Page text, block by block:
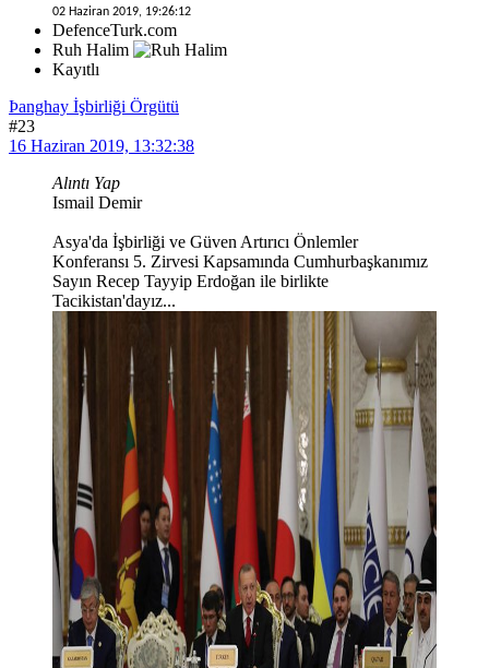
02 Haziran 2019, 19:26:12
DefenceTurk.com
Ruh Halim
Kayıtlı
Þanghay İşbirliği Örgütü
#23
16 Haziran 2019, 13:32:38
Alıntı Yap
Ismail Demir
Asya'da İşbirliği ve Güven Artırıcı Önlemler
Konferansı 5. Zirvesi Kapsamında Cumhurbaşkanımız
Sayın Recep Tayyip Erdoğan ile birlikte
Tacikistan'dayız...